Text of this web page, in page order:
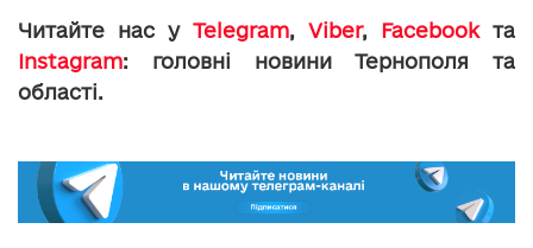
Читайте нас у Telegram, Viber, Facebookта
Instagram: головні новини Тернополя та
області.